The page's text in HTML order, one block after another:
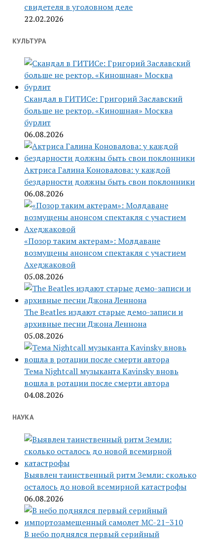
свидетеля в уголовном деле
22.02.2026
КУЛЬТУРА
Скандал в ГИТИСе: Григорий Заславский
больше не ректор. «Киношная» Москва
бурлит
06.08.2026
Актриса Галина Коновалова: у каждой
бездарности должны быть свои поклонники
06.08.2026
«Позор таким актерам»: Молдаване
возмущены анонсом спектакля с участием
Ахеджаковой
05.08.2026
The Beatles издают старые демо-записи и
архивные песни Джона Леннона
05.08.2026
Тема Nightcall музыканта Kavinsky вновь
вошла в ротации после смерти автора
04.08.2026
НАУКА
Выявлен таинственный ритм Земли: сколько
осталось до новой всемирной катастрофы
06.08.2026
В небо поднялся первый серийный